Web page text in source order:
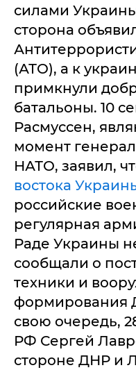
силами
сторона
(АТО), а к
примкнули
батальоны. 10
Расмуссен,
момент
НАТО, заявил,
востока
российские
регулярная
Раде Украины
сообщали о
техники и
формирования
свою очередь,
РФ Сергей
стороне ДНР и